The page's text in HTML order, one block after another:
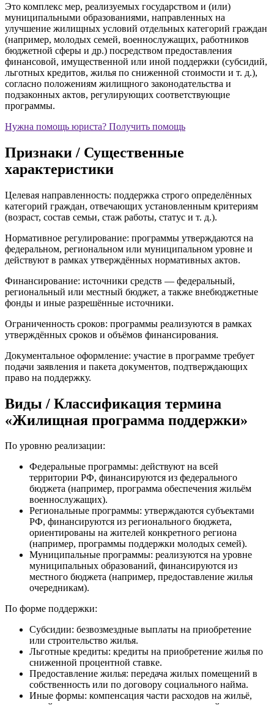
Это комплекс мер, реализуемых государством и (или)
муниципальными образованиями, направленных на
улучшение жилищных условий отдельных категорий граждан
(например, молодых семей, военнослужащих, работников
бюджетной сферы и др.) посредством предоставления
финансовой, имущественной или иной поддержки (субсидий,
льготных кредитов, жилья по сниженной стоимости и т. д.),
согласно положениям жилищного законодательства и
подзаконных актов, регулирующих соответствующие
программы.
Нужна помощь юриста? Получить помощь
Признаки / Существенные
характеристики
Целевая направленность: поддержка строго определённых
категорий граждан, отвечающих установленным критериям
(возраст, состав семьи, стаж работы, статус и т. д.).
Нормативное регулирование: программы утверждаются на
федеральном, региональном или муниципальном уровне и
действуют в рамках утверждённых нормативных актов.
Финансирование: источники средств — федеральный,
региональный или местный бюджет, а также внебюджетные
фонды и иные разрешённые источники.
Ограниченность сроков: программы реализуются в рамках
утверждённых сроков и объёмов финансирования.
Документальное оформление: участие в программе требует
подачи заявления и пакета документов, подтверждающих
право на поддержку.
Виды / Классификация термина
«Жилищная программа поддержки»
По уровню реализации:
Федеральные программы: действуют на всей
территории РФ, финансируются из федерального
бюджета (например, программа обеспечения жильём
военнослужащих).
Региональные программы: утверждаются субъектами
РФ, финансируются из регионального бюджета,
ориентированы на жителей конкретного региона
(например, программы поддержки молодых семей).
Муниципальные программы: реализуются на уровне
муниципальных образований, финансируются из
местного бюджета (например, предоставление жилья
очередникам).
По форме поддержки:
Субсидии: безвозмездные выплаты на приобретение
или строительство жилья.
Льготные кредиты: кредиты на приобретение жилья по
сниженной процентной ставке.
Предоставление жилья: передача жилых помещений в
собственность или по договору социального найма.
Иные формы: компенсация части расходов на жильё,